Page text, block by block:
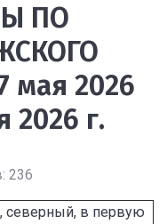
ПО
мая 2026
2026 г.
236
северный, в первую